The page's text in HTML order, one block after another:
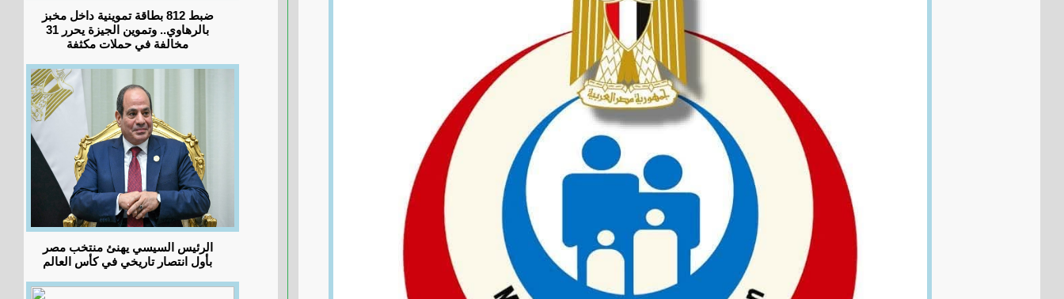
ضبط 812 بطاقة تموينية داخل مخبز
بالرهاوي.. وتموين الجيزة يحرر 31
مخالفة في حملات مكثفة
الرئيس السيسي يهنئ منتخب مصر
بأول انتصار تاريخي في كأس العالم